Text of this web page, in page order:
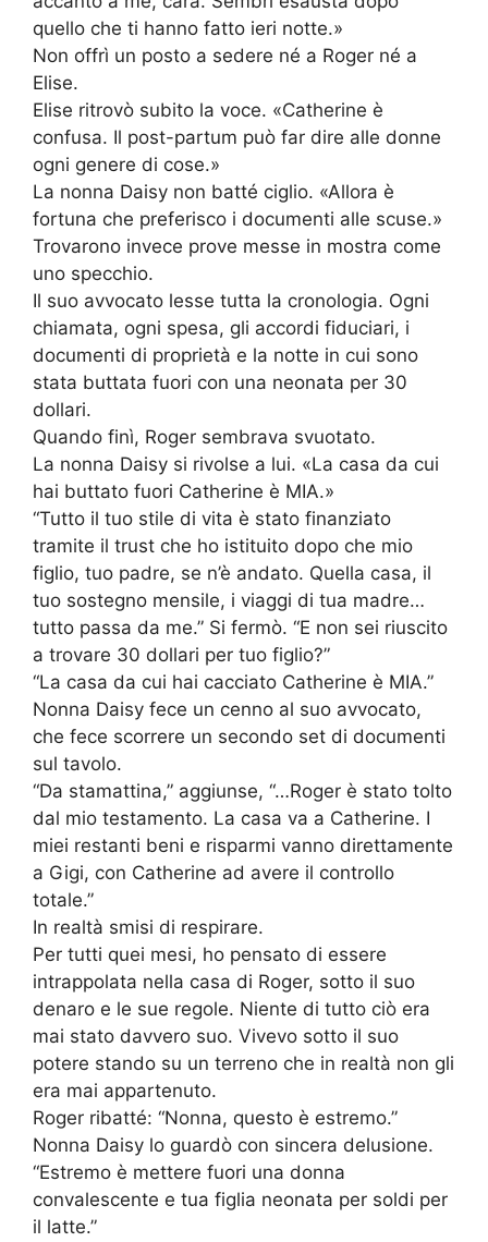
quello che ti hanno fatto ieri notte.»
Non offrì un posto a sedere né a Roger né a
Elise.
Elise ritrovò subito la voce. «Catherine è
confusa. Il post-partum può far dire alle donne
ogni genere di cose.»
La nonna Daisy non batté ciglio. «Allora è
fortuna che preferisco i documenti alle scuse.»
Trovarono invece prove messe in mostra come
uno specchio.
Il suo avvocato lesse tutta la cronologia. Ogni
chiamata, ogni spesa, gli accordi fiduciari, i
documenti di proprietà e la notte in cui sono
stata buttata fuori con una neonata per 30
dollari.
Quando finì, Roger sembrava svuotato.
La nonna Daisy si rivolse a lui. «La casa da cui
hai buttato fuori Catherine è MIA.»
“Tutto il tuo stile di vita è stato finanziato
tramite il trust che ho istituito dopo che mio
figlio, tuo padre, se n’è andato. Quella casa, il
tuo sostegno mensile, i viaggi di tua madre…
tutto passa da me.” Si fermò. “E non sei riuscito
a trovare 30 dollari per tuo figlio?”
“La casa da cui hai cacciato Catherine è MIA.”
Nonna Daisy fece un cenno al suo avvocato,
che fece scorrere un secondo set di documenti
sul tavolo.
“Da stamattina,” aggiunse, “…Roger è stato tolto
dal mio testamento. La casa va a Catherine. I
miei restanti beni e risparmi vanno direttamente
a Gigi, con Catherine ad avere il controllo
totale.”
In realtà smisi di respirare.
Per tutti quei mesi, ho pensato di essere
intrappolata nella casa di Roger, sotto il suo
denaro e le sue regole. Niente di tutto ciò era
mai stato davvero suo. Vivevo sotto il suo
potere stando su un terreno che in realtà non gli
era mai appartenuto.
Roger ribatté: “Nonna, questo è estremo.”
Nonna Daisy lo guardò con sincera delusione.
“Estremo è mettere fuori una donna
convalescente e tua figlia neonata per soldi per
il latte.”